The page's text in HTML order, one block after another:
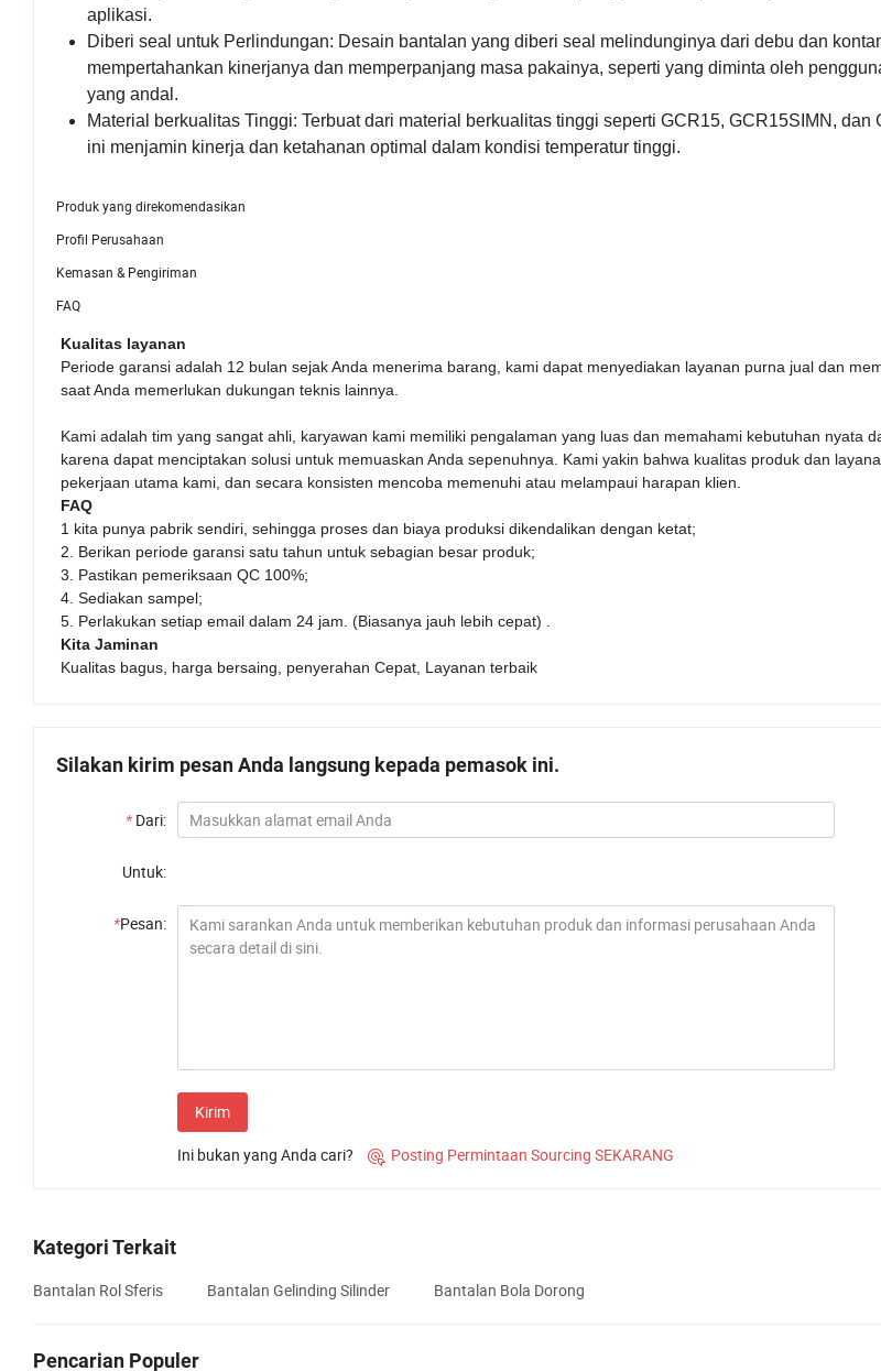
aplikasi.
Diberi seal untuk Perlindungan: Desain bantalan yang diberi seal melindunginya dari debu dan
mempertahankan kinerjanya dan memperpanjang masa pakainya, seperti yang diminta oleh
yang andal.
Material berkualitas Tinggi: Terbuat dari material berkualitas tinggi seperti GCR15, GCR15SIMN, dan
ini menjamin kinerja dan ketahanan optimal dalam kondisi temperatur tinggi.
Produk yang direkomendasikan
Profil Perusahaan
Kemasan & Pengiriman
FAQ
Kualitas layanan
Periode garansi adalah 12 bulan sejak Anda menerima barang, kami dapat menyediakan layanan purna jual dan
saat Anda memerlukan dukungan teknis lainnya.
Kami adalah tim yang sangat ahli, karyawan kami memiliki pengalaman yang luas dan memahami kebutuhan nyata
karena dapat menciptakan solusi untuk memuaskan Anda sepenuhnya. Kami yakin bahwa kualitas produk dan
pekerjaan utama kami, dan secara konsisten mencoba memenuhi atau melampaui harapan klien.
FAQ
1 kita punya pabrik sendiri, sehingga proses dan biaya produksi dikendalikan dengan ketat;
2. Berikan periode garansi satu tahun untuk sebagian besar produk;
3. Pastikan pemeriksaan QC 100%;
4. Sediakan sampel;
5. Perlakukan setiap email dalam 24 jam. (Biasanya jauh lebih cepat) .
Kita Jaminan
Kualitas bagus, harga bersaing, penyerahan Cepat, Layanan terbaik
Silakan kirim pesan Anda langsung kepada pemasok ini.
* Dari:
Untuk:
*Pesan:
Kirim
Ini bukan yang Anda cari?  Posting Permintaan Sourcing SEKARANG
Kategori Terkait
Bantalan Rol Sferis Bantalan Gelinding Silinder Bantalan Bola Dorong
Pencarian Populer